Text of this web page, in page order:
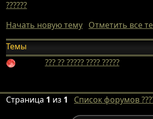
??????
Начать новую тему Отметить все
Темы
??? ?? ????? ???? ?????
Страница 1 из 1 Список форумов ????